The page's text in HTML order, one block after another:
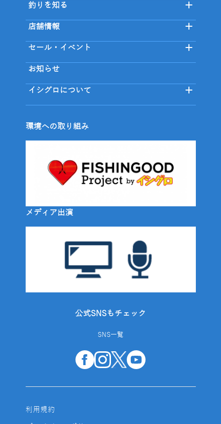
釣りを知る
店舗情報
セール・イベント
お知らせ
イシグロについて
環境への取り組み
メディア出演
公式SNSもチェック
SNS一覧
利用規約